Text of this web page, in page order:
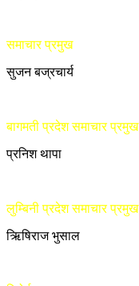
समाचार प्रमुख
सुजन बज्रचार्य
बागमती प्रदेश समाचार प्रमुख
प्रनिश थापा
लुम्बिनी प्रदेश समाचार प्रमुख
ऋिषिराज भुसाल